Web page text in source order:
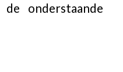
onderstaande